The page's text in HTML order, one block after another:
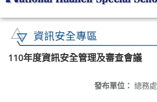
資訊安全專區
110年度資訊安全管理及審查會議
發布單位： 總務處